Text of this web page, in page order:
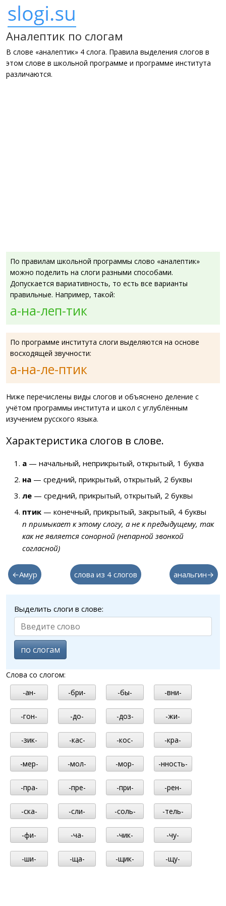
Аналептик по слогам
В слове «аналептик» 4 слога. Правила выделения слогов в
этом слове в школьной программе и программе института
различаются.
По правилам школьной программы слово «аналептик»
можно поделить на слоги разными способами.
Допускается вариативность, то есть все варианты
правильные. Например, такой:
а-на-леп-тик
По программе института слоги выделяются на основе
восходящей звучности:
а-на-ле-птик
Ниже перечислены виды слогов и объяснено деление с
учётом программы института и школ с углублённым
изучением русского языка.
Характеристика слогов в слове.
а — начальный, неприкрытый, открытый, 1 буква
на — средний, прикрытый, открытый, 2 буквы
ле — средний, прикрытый, открытый, 2 буквы
птик — конечный, прикрытый, закрытый, 4 буквы
п примыкает к этому слогу, а не к предыдущему, так
как не является сонорной (непарной звонкой
согласной)
←Амур слова из 4 слогов анальгин→
Выделить слоги в слове:
по слогам
Слова со слогом:
-ан-
-бри- -бы- -вни-
-гон- -до- -доз- -жи-
-зик- -кас- -кос- -кра-
-мер- -мол- -мор- -нность-
-пра- -пре- -при- -рен-
-ска- -сли- -соль- -тель-
-фи- -ча- -чик- -чу-
-ши- -ща- -щик- -щу-